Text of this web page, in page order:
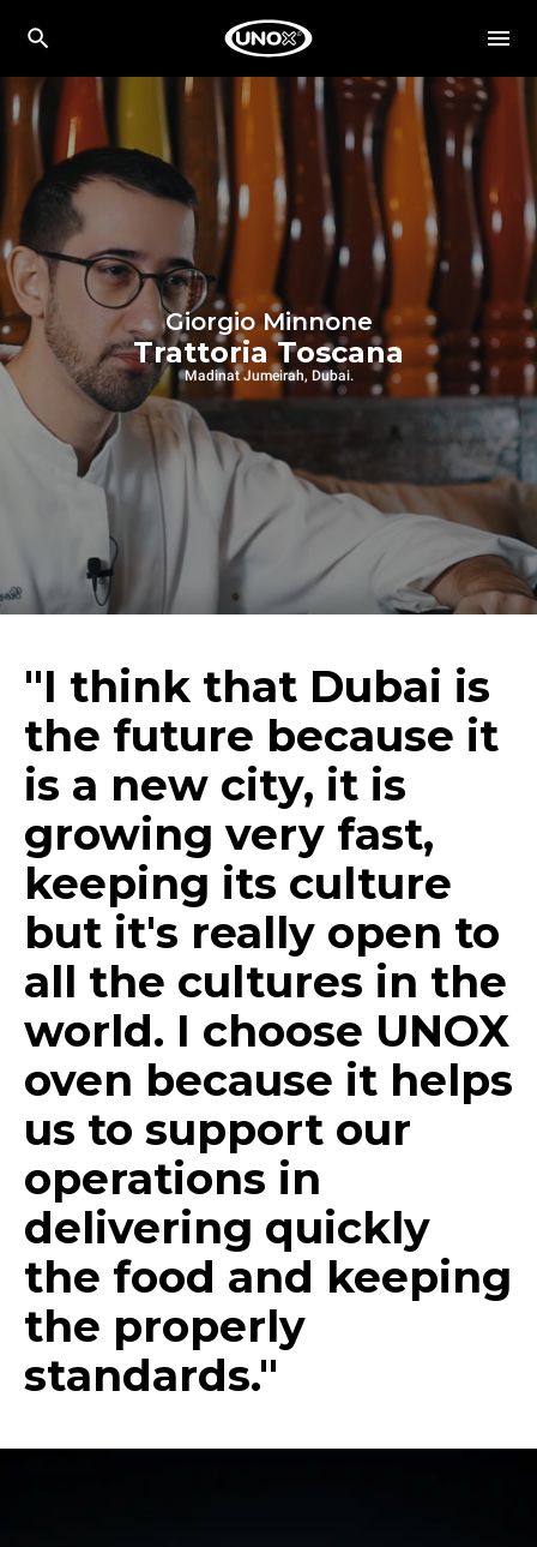
Giorgio Minnone
Trattoria Toscana
Madinat Jumeirah, Dubai.
"I think that Dubai is
the future because it
is a new city, it is
growing very fast,
keeping its culture
but it's really open to
all the cultures in the
world. I choose UNOX
oven because it helps
us to support our
operations in
delivering quickly
the food and keeping
the properly
standards."